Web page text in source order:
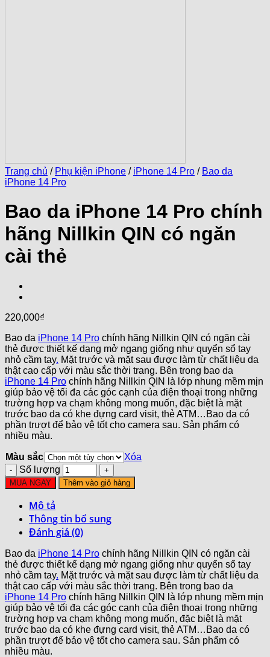
Trang chủ / Phụ kiện iPhone / iPhone 14 Pro / Bao da
iPhone 14 Pro
Bao da iPhone 14 Pro chính
hãng Nillkin QIN có ngăn
cài thẻ
220,000₫
Bao da iPhone 14 Pro chính hãng Nillkin QIN có ngăn cài
thẻ được thiết kế dạng mở ngang giống như quyển sổ tay
nhỏ cầm tay. Mặt trước và mặt sau được làm từ chất liệu da
thật cao cấp với màu sắc thời trang. Bên trong bao da
iPhone 14 Pro chính hãng Nillkin QIN là lớp nhung mềm mịn
giúp bảo vệ tối đa các góc cạnh của điện thoại trong những
trường hợp va chạm không mong muốn, đặc biệt là mặt
trước bao da có khe đựng card visit, thẻ ATM…Bao da có
phần trượt để bảo vệ tốt cho camera sau. Sản phẩm có
nhiều màu.
Màu sắc
Xóa
Số lượng
MUA NGAY Thêm vào giỏ hàng
Mô tả
Thông tin bổ sung
Đánh giá (0)
Bao da iPhone 14 Pro chính hãng Nillkin QIN có ngăn cài
thẻ được thiết kế dạng mở ngang giống như quyển sổ tay
nhỏ cầm tay. Mặt trước và mặt sau được làm từ chất liệu da
thật cao cấp với màu sắc thời trang. Bên trong bao da
iPhone 14 Pro chính hãng Nillkin QIN là lớp nhung mềm mịn
giúp bảo vệ tối đa các góc cạnh của điện thoại trong những
trường hợp va chạm không mong muốn, đặc biệt là mặt
trước bao da có khe đựng card visit, thẻ ATM…Bao da có
phần trượt để bảo vệ tốt cho camera sau. Sản phẩm có
nhiều màu.